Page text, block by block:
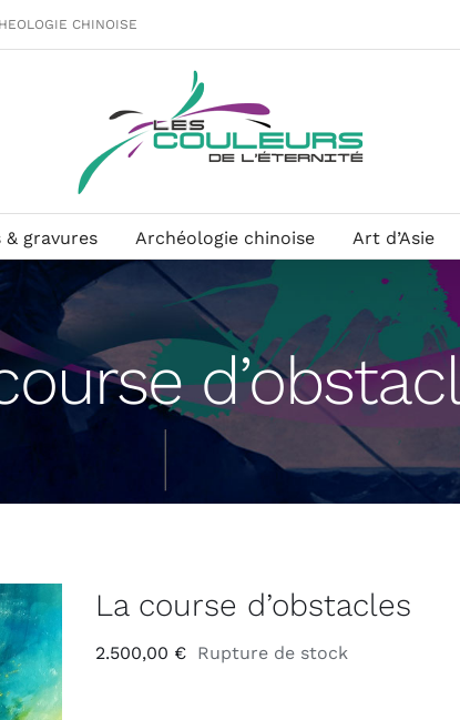
CHINOISE
& gravures Archéologie chinoise Art d’Asie
La course d’obstacles
2.500,00 € Rupture de stock